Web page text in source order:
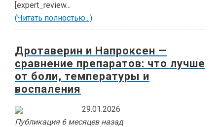
[expert_review...
(Читать полностью...)
Дротаверин и Напроксен —
сравнение препаратов: что лучше
от боли, температуры и
воспаления
29.01.2026
Публикация 6 месяцев назад